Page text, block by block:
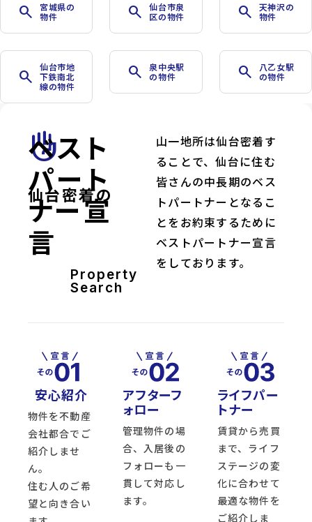
search
宮城県の
物件
search
仙台市泉
区の物件
search
天神沢の
物件
search
仙台市地
下鉄南北
線の物件
search
泉中央駅
の物件
search
八乙女駅
の物件
front_hand
仙台密着の
ベスト
パート
ナー宣
言
Property
Search
山一地所は仙台密着す
ることで、仙台に住む
皆さんの中長期のベス
トパートナーとなるこ
とをお約束するために
ベストパートナー宣言
をしております。
安心紹介
物件を不動産
会社都合でご
紹介しませ
ん。
住む人のご希
望と向き合い
アフターフ
ォロー
管理物件の場
合、入居後の
フォローも一
貫して対応し
ます。
ライフパー
トナー
賃貸から売買
まで、ライフ
ステージの変
化に合わせて
最適な物件を
ご紹介しま